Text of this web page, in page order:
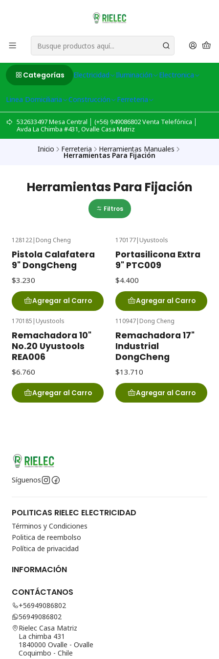
Categorías Electricidad Iluminación Electronica
Linea Domiciliaria Construcción Ferreteria
532633497 Mesa Central │ (+56) 949086802 Venta Telefónica │
Avda La Chimba #431, Ovalle Casa Matriz
Inicio Ferreteria Herramientas Manuales
Herramientas Para Fijación
Herramientas Para Fijación
Filtros
128122| Dong Cheng
Pistola Calafatera
9" DongCheng
$3.230
Agregar al Carro
170177| Uyustools
Portasilicona Extra
9" PTC009
$4.400
Agregar al Carro
170185 | Uyustools
Remachadora 10"
No.20 Uyustools
REA006
$6.760
Agregar al Carro
110947| Dong Cheng
Remachadora 17"
Industrial
DongCheng
$13.710
Agregar al Carro
Síguenos
POLITICAS RIELEC ELECTRICIDAD
Términos y Condiciones
Politica de reembolso
Política de privacidad
INFORMACIÓN
CONTÁCTANOS
+56949086802
56949086802
Rielec Casa Matriz
La chimba 431
1840000 Ovalle - Ovalle
Coquimbo - Chile